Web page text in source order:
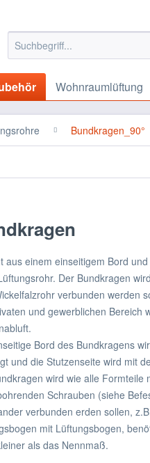
Wohnraumlüftung
Bundkragen_90°
aus einem einseitigem Bord
Der Bundkragen
verbunden werden
und gewerblichen Bereich
Bord des Bundkragens
und die Stutzenseite wird mit
wird wie alle
Schrauben (siehe
verbunden erden sollen,
mit Lüftungsbogen,
als das Nennmaß.